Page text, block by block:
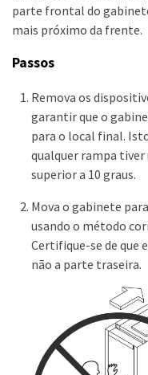
parte frontal do
mais próximo da frente.
Passos
Remova os
garantir que o
para o local final.
qualquer rampa
superior a 10 graus.
Mova o gabinete
usando o método
Certifique-se de que
não a parte traseira.